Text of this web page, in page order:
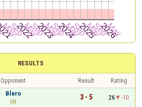
RESULTS
Opponent Result
Rating
Blero
(0)
3 - 5 26
-10